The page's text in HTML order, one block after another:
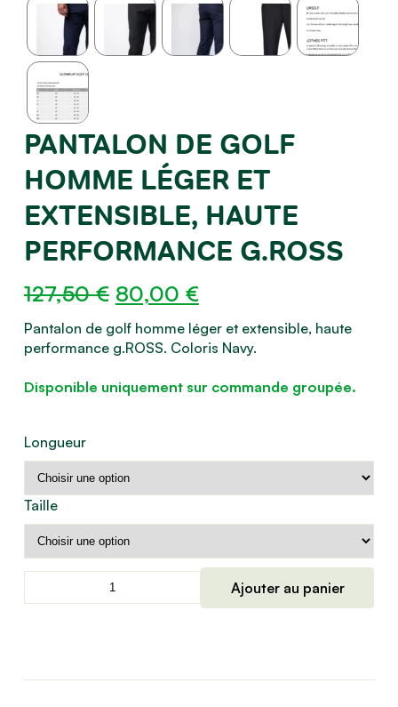
PANTALON DE GOLF
HOMME LÉGER ET
EXTENSIBLE, HAUTE
PERFORMANCE G.ROSS
127,50€ Le
prix
initial
était :
80,00 €Le
prix
actuel
Pantalon de golf homme léger et extensible, haute
performance g.ROSS. Coloris Navy.
Disponible uniquement sur commande groupée.
Longueur
Taille
de
homme
Ajouter au panier